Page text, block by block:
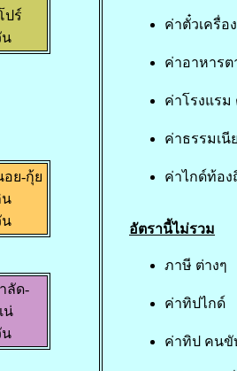
ปร์
น
ย-กุ้ย
น
ลัด-
น่
น
ค่าตั๋วเครื่อ
ค่าอาหาร
ค่าโรงแรม
ค่าธรรมเนี
ค่าไกด์ท้อง
อัตรานี้ไม่รวม
ภาษี ต่างๆ
ค่าทิปไกด์
ค่าทิป คนขั